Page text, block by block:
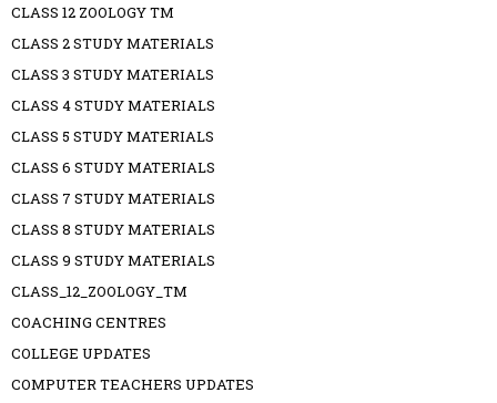
CLASS 12 ZOOLOGY TM
CLASS 2 STUDY MATERIALS
CLASS 3 STUDY MATERIALS
CLASS 4 STUDY MATERIALS
CLASS 5 STUDY MATERIALS
CLASS 6 STUDY MATERIALS
CLASS 7 STUDY MATERIALS
CLASS 8 STUDY MATERIALS
CLASS 9 STUDY MATERIALS
CLASS_12_ZOOLOGY_TM
COACHING CENTRES
COLLEGE UPDATES
COMPUTER TEACHERS UPDATES